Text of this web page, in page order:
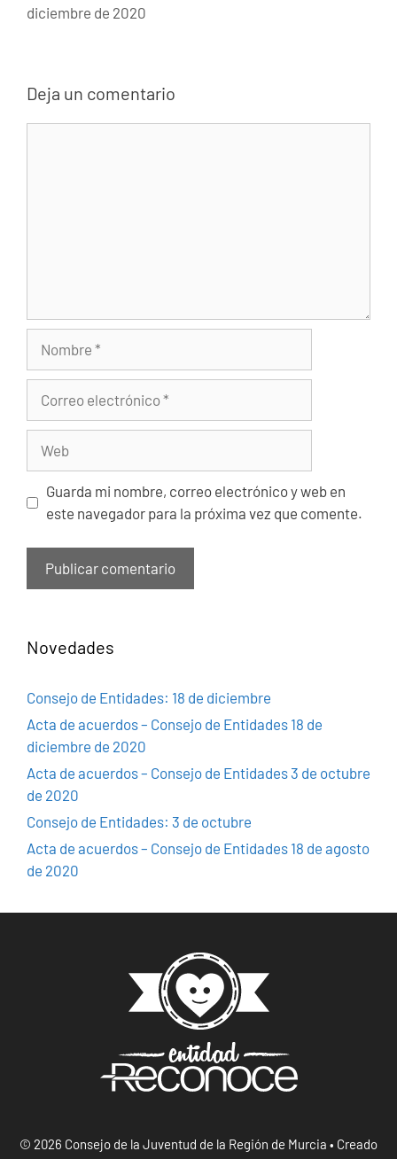
diciembre de 2020
Deja un comentario
electrónico
Guarda mi nombre, correo electrónico y web en
este navegador para la próxima vez que comente.
Novedades
Consejo de Entidades: 18 de diciembre
Acta de acuerdos – Consejo de Entidades 18 de
diciembre de 2020
Acta de acuerdos – Consejo de Entidades 3 de octubre
de 2020
Consejo de Entidades: 3 de octubre
Acta de acuerdos – Consejo de Entidades 18 de agosto
de 2020
© 2026 Consejo de la Juventud de la Región de Murcia • Creado